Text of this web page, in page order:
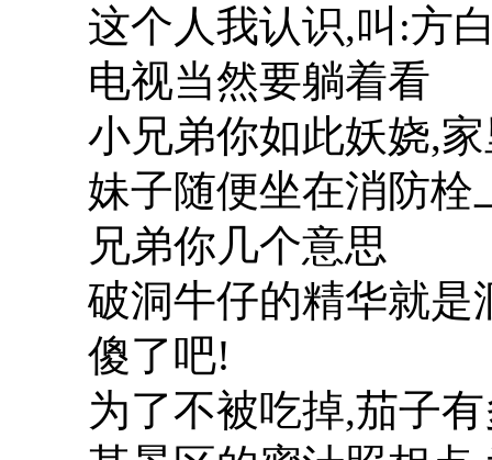
这个人我认识,叫:方
电视当然要躺着看
小兄弟你如此妖娆,
妹子随便坐在消防栓
兄弟你几个意思
破洞牛仔的精华就是
傻了吧!
为了不被吃掉,茄子